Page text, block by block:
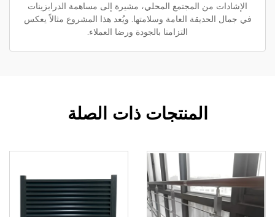
الإشادات من المجتمع المحلي، مشيرة إلى مساهمة الدرابزينات
في جمال الحديقة العامة وسلامتها. ويُعد هذا المشروع مثالاً يعكس
التزامنا بالجودة ورضا العملاء.
المنتجات ذات الصلة